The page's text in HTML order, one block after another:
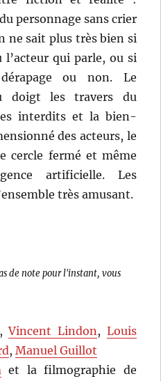
personnage sans crier
ne sait plus très bien si
l’acteur qui parle, ou si
ou non. Le
doigt les travers du
interdits et la bien-
des acteurs, le
cercle fermé et même
artificielle. Les
très amusant.
de note pour l'instant, vous
Vincent Lindon , Louis
,Manuel Guillot
et la filmographie de